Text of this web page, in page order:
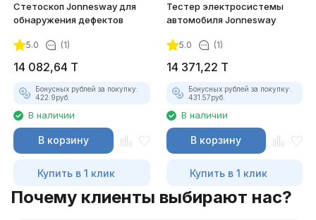
Стетоскоп Jonnesway для
обнаружения дефектов
5.0 (1)
14 082,64 T
Бонусных рублей за покупку:
422.9руб.
В наличии
В корзину
Купить в 1 клик
Тестер электросистемы
автомобиля Jonnesway
5.0 (1)
14 371,22 T
Бонусных рублей за покупку:
431.57руб.
В наличии
В корзину
Купить в 1 клик
Почему клиенты выбирают нас?